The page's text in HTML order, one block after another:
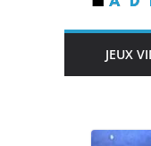
JEUX